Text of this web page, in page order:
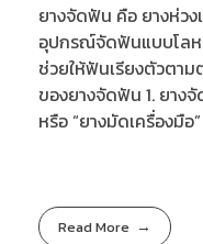
ยางจัดฟัน คือ ยางห่วง
อุปกรณ์จัดฟันแบบโลห
ช่วยให้ฟันเรียงตัวตาม
ของยางจัดฟัน 1. ยาง
หรือ “ยางมัดเครื่องมือ
Read More